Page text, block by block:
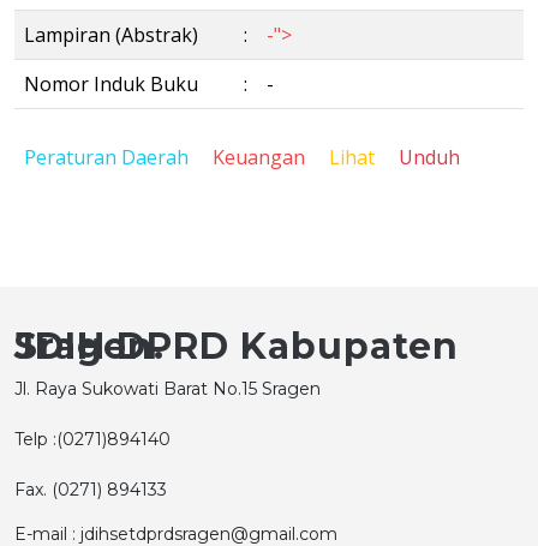
Lampiran (Abstrak)
:
-">
Nomor Induk Buku
: -
Peraturan Daerah Keuangan Lihat Unduh
JDIH DPRD Kabupaten Sragen.
Jl. Raya Sukowati Barat No.15 Sragen
Telp :(0271)894140
Fax. (0271) 894133
E-mail : jdihsetdprdsragen@gmail.com